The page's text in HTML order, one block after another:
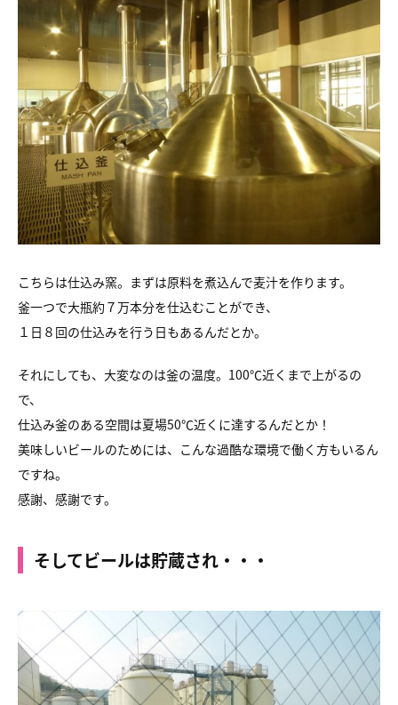
こちらは仕込み窯。まずは原料を煮込んで麦汁を作ります。
釜一つで大瓶約７万本分を仕込むことができ、
１日８回の仕込みを行う日もあるんだとか。
それにしても、大変なのは釜の温度。100℃近くまで上がるの
で、
仕込み釜のある空間は夏場50℃近くに達するんだとか！
美味しいビールのためには、こんな過酷な環境で働く方もいるん
ですね。
感謝、感謝です。
そしてビールは貯蔵され・・・